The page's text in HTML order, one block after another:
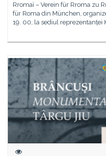
Rromaï – Verein für Rroma zu
für Roma din München,
19. 00, la sediul reprezentanței